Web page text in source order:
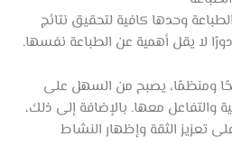
وحدها كافية لتحقيق نتائج
لا يقل أهمية عن الطباعة نفسها.
ومنظمًا، يصبح من السهل على
والتفاعل معها. بالإضافة إلى ذلك،
تعزيز الثقة وإظهار النشاط